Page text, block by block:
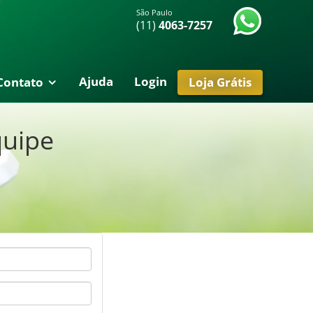
São Paulo
(11) 4063-7257
Ajuda Login Loja Grátis